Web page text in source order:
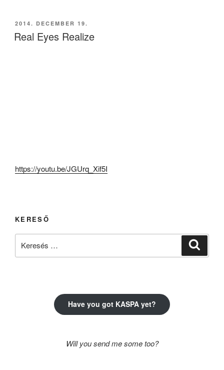
BEKÜLDVE:
2014. DECEMBER 19.
Real Eyes Realize
https://youtu.be/JGUrq_Xif5I
KERESŐ
Have you got KASPA yet?
Will you send me some too?